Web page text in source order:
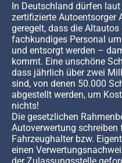
In Deutschland dürfen
zertifizierte Autoentsorger
geregelt, dass die
fachkundiges Personal
und entsorgt werden –
kommt. Eine unschöne
dass jährlich über zwei
sind, von denen 50.000
abgestellt werden, um
nichts!
Die gesetzlichen
Autoverwertung schreiben
Fahrzeughalter bzw.
einen